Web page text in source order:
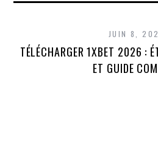
JUIN 8,
TÉLÉCHARGER 1XBET 2026 :
ET GUIDE